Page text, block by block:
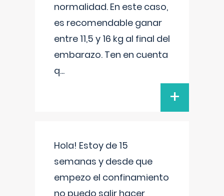
normalidad. En este caso,
es recomendable ganar
entre 11,5 y 16 kg al final del
embarazo. Ten en cuenta
q...
+
Hola! Estoy de 15
semanas y desde que
empezo el confinamiento
no puedo salir hacer